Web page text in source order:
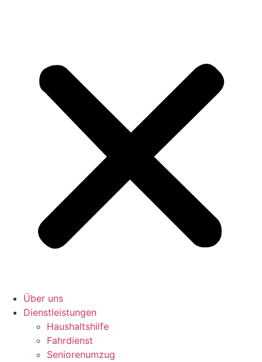
Über uns
Dienstleistungen
Haushaltshilfe
Fahrdienst
Seniorenumzug